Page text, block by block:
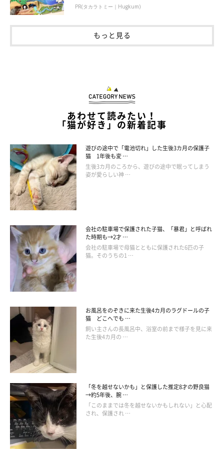
抜け毛エピソードにクスッ！
（写真左から）つむぎちゃん、姉猫・こむぎちゃん
@kmg_0702
飼い主さんは現在、つむぎちゃんともう1匹の愛猫・こむぎちゃ
ん（取材時6才）と一緒に暮らしています。2匹いるということも
飼い主さん：
「外出しようとすると、2匹が必ずそばに来て足元でスリスリし
てくるのですが、パンツに毛が付くので『コロコロ』は必須で
す。しかし、コロコロで毛を取ってもまたすぐにスリスリ。それ
をまたコロコロ……と無限ループです。
最終的に、私は『ごめんね〜！』と言いながら2匹の前から逃げ
出しています（笑）」
PR(タカラトミー｜Hugkum)
もっと見る
あわせて読みたい！
「猫が好き」の新着記事
遊びの途中で「電池切れ」した生後3カ月の保護子
猫 1年後も変 …
生後3カ月のころから、遊びの途中で眠ってしまう
姿が愛らしい神 …
会社の駐車場で保護された子猫、「暴君」と呼ばれ
た時期も→2才 …
会社の駐車場で母猫とともに保護された6匹の子
猫。そのうちの1 …
お風呂をのぞきに来た生後4カ月のラグドールの子
猫 どこへでも …
飼い主さんの長風呂中、浴室の前まで様子を見に来
た生後4カ月の …
「冬を越せないかも」と保護した推定8才の野良猫
→約5年後、腕 …
「このままでは冬を越せないかもしれない」と心配
され、保護され …